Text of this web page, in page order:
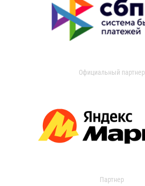
Официальный партнер
Партнер